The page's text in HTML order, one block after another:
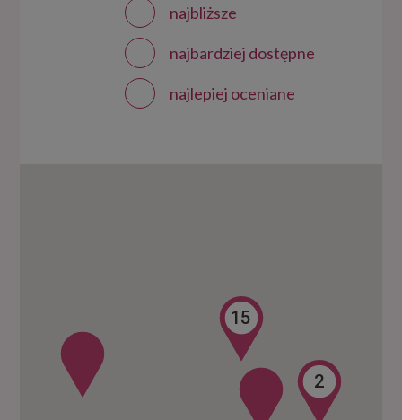
najbliższe
najbardziej dostępne
najlepiej oceniane
15
2